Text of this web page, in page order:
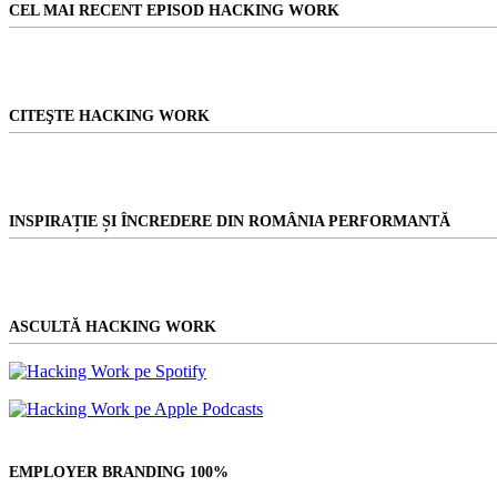
CEL MAI RECENT EPISOD HACKING WORK
CITEŞTE HACKING WORK
INSPIRAȚIE ȘI ÎNCREDERE DIN ROMÂNIA PERFORMANTĂ
ASCULTĂ HACKING WORK
EMPLOYER BRANDING 100%